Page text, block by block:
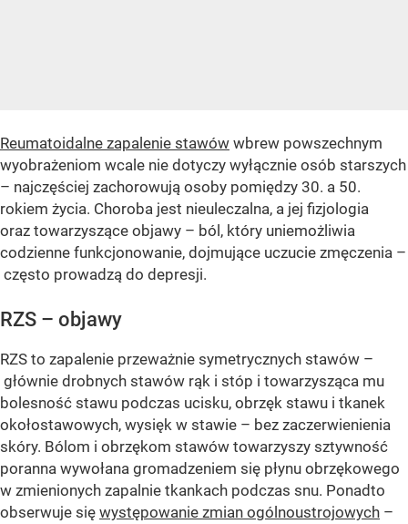
Reumatoidalne zapalenie stawów wbrew powszechnym
wyobrażeniom wcale nie dotyczy wyłącznie osób starszych
– najczęściej zachorowują osoby pomiędzy 30. a 50.
rokiem życia. Choroba jest nieuleczalna, a jej fizjologia
oraz towarzyszące objawy – ból, który uniemożliwia
codzienne funkcjonowanie, dojmujące uczucie zmęczenia –
często prowadzą do depresji.
RZS – objawy
RZS to zapalenie przeważnie symetrycznych stawów –
głównie drobnych stawów rąk i stóp i towarzysząca mu
bolesność stawu podczas ucisku, obrzęk stawu i tkanek
okołostawowych, wysięk w stawie – bez zaczerwienienia
skóry. Bólom i obrzękom stawów towarzyszy sztywność
poranna wywołana gromadzeniem się płynu obrzękowego
w zmienionych zapalnie tkankach podczas snu. Ponadto
obserwuje się występowanie zmian ogólnoustrojowych –